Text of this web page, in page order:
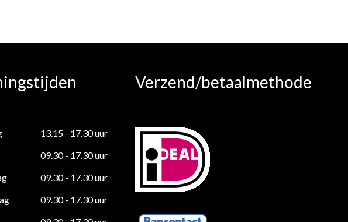
13.15 - 17.30 uur
09.30 - 17.30 uur
09.30 - 17.30 uur
09.30 - 17.30 uur
Verzend/betaalmethode